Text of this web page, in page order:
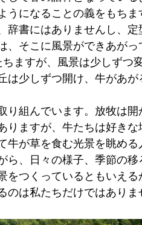
うになることの義をもちま
辞書にはありませんし、定
、そこに風景ができあがっ
ますが、風景は少しずつ
は少しずつ開け、牛があが
り組んでいます。放牧は開
りますが、牛たちは好きな
牛が草を食む光景を眺める
ら、日々の様子、季節の移
をつくっているともいえる
のは私たちだけではありま